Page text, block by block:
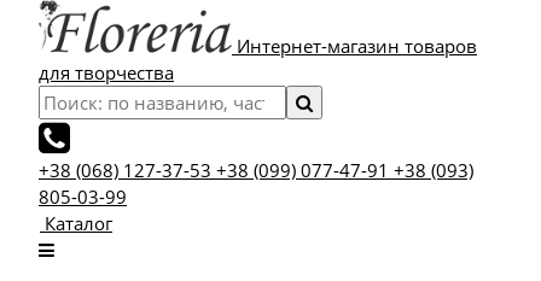
Интернет-магазин товаров
для творчества
+38 (068) 127-37-53 +38 (099) 077-47-91 +38 (093)
805-03-99
Каталог